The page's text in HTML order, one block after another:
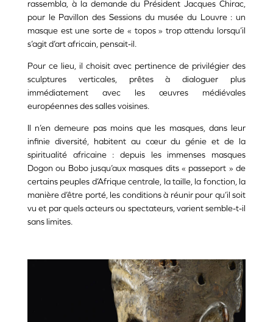
rassembla, à la demande du Président Jacques Chirac,
pour le Pavillon des Sessions du musée du Louvre : un
masque est une sorte de « topos » trop attendu lorsqu’il
s’agit d’art africain, pensait-il.
Pour ce lieu, il choisit avec pertinence de privilégier des
sculptures verticales, prêtes à dialoguer plus
immédiatement avec les œuvres médiévales
européennes des salles voisines.
Il n’en demeure pas moins que les masques, dans leur
infinie diversité, habitent au cœur du génie et de la
spiritualité africaine : depuis les immenses masques
Dogon ou Bobo jusqu’aux masques dits « passeport » de
certains peuples d’Afrique centrale, la taille, la fonction, la
manière d’être porté, les conditions à réunir pour qu’il soit
vu et par quels acteurs ou spectateurs, varient semble-t-il
sans limites.